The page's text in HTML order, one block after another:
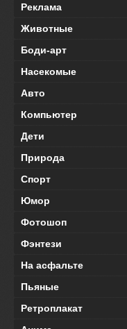
Реклама
Животные
Боди-арт
Насекомые
Авто
Компьютер
Дети
Природа
Спорт
Юмор
Фотошоп
Фэнтези
На асфальте
Пьяные
Ретроплакат